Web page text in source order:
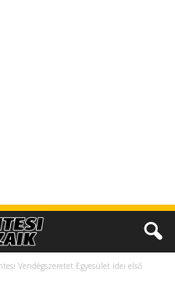
Vendégszeretet Egyesület idei első